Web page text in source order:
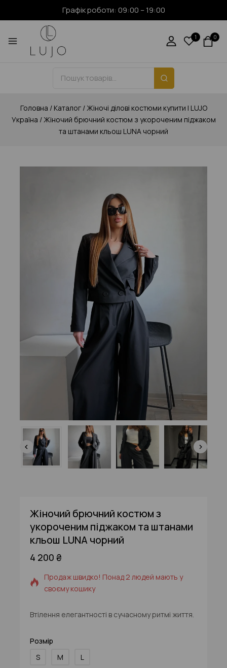
Графік роботи: 09:00 – 19:00
1 0
Головна / Каталог /Жіночі ділові костюми купити | LUJO
Україна /Жіночий брючний костюм з укороченим піджаком
та штанами кльош LUNA чорний
Жіночий брючний костюм з
укороченим піджаком та штанами
кльош LUNA чорний
4 200 ₴
16 продуктів, проданих за останні 7 год
Продаж швидко! Понад 2 людей мають у
своєму кошику
Втілення елегантності в сучасному ритмі життя.
Розмір
S
M L